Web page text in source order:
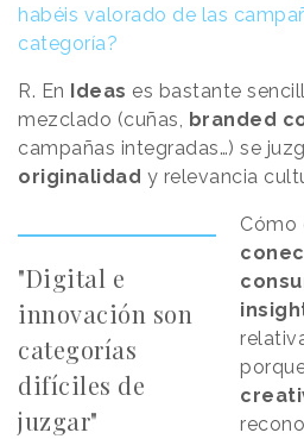
habéis valorado de las
categoría?
R. En Ideas es bastante
mezclado (cuñas, branded
campañas integradas…) se
originalidad y relevancia
"Digital e
innovación son
categorías
difíciles de
juzgar"
Cómo